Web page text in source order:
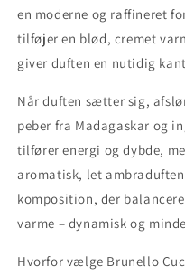
en moderne og raffineret
tilføjer en blød, cremet
giver duften en nutidig
Når duften sætter sig,
peber fra Madagaskar og
tilfører energi og dybde,
aromatisk, let
komposition, der
varme – dynamisk og
Hvorfor vælge Brunello